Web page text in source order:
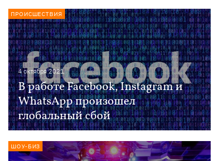
4 октября 2021
В работе Facebook, Instagram и
WhatsApp произошел
глобальный сбой
ПРОИСШЕСТВИЯ
ШОУ-БИЗ